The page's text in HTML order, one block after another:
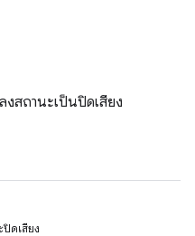
งสถานะเป็นปิดเสียง
ปิดเสียง